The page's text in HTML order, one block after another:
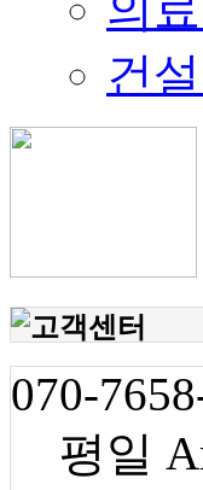
건
070-
평일